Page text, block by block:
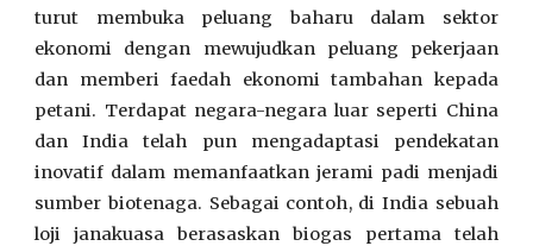
turut membuka peluang baharu dalam sektor
ekonomi dengan mewujudkan peluang pekerjaan
dan memberi faedah ekonomi tambahan kepada
petani. Terdapat negara-negara luar seperti China
dan India telah pun mengadaptasi pendekatan
inovatif dalam memanfaatkan jerami padi menjadi
sumber biotenaga. Sebagai contoh, di India sebuah
loji janakuasa berasaskan biogas pertama telah